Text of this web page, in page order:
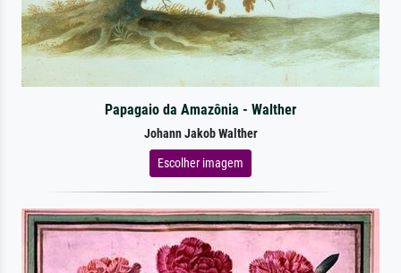
Papagaio da Amazônia - Walther
Johann Jakob Walther
Escolher imagem